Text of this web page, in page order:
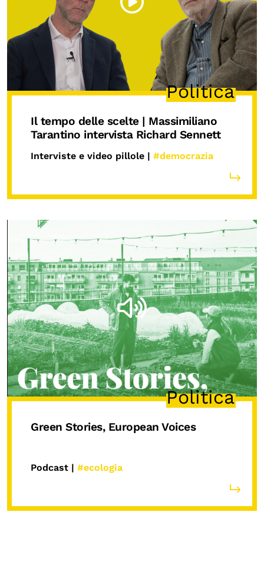
Politica
Il tempo delle scelte | Massimiliano
Tarantino intervista Richard Sennett
Interviste e video pillole | #democrazia
Politica
Green Stories, European Voices
Podcast | #ecologia